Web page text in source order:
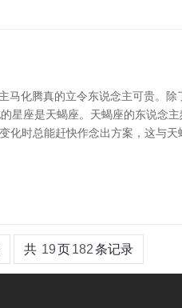
化腾真的立令东说念主可贵。
星座是天蝎座。天蝎座的东说念
时总能赶快作念出方案，这与
共 19页182条记录